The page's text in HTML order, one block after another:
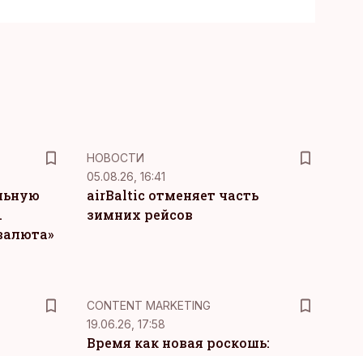
НОВОСТИ
05.08.26, 16:41
airBaltic отменяет часть
зимних рейсов
KM
CONTENT MARKETING
19.06.26, 17:58
Время как новая роскошь: